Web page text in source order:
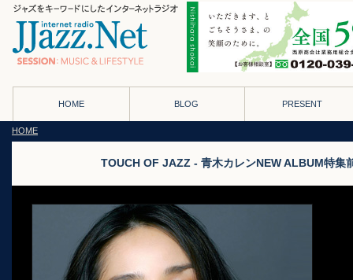
HOME BLOG PRESENT
HOME
TOUCH OF JAZZ - 青木カレンNEW ALBUM特集